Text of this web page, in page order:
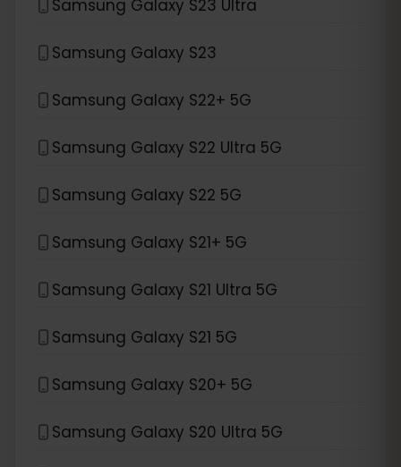
Samsung Galaxy S23 Ultra
Samsung Galaxy S23
Samsung Galaxy S22+ 5G
Samsung Galaxy S22 Ultra 5G
Samsung Galaxy S22 5G
Samsung Galaxy S21+ 5G
Samsung Galaxy S21 Ultra 5G
Samsung Galaxy S21 5G
Samsung Galaxy S20+ 5G
Samsung Galaxy S20 Ultra 5G